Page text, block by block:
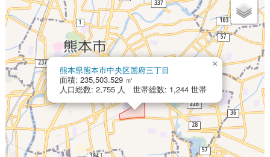
熊本県熊本市中央区国府三丁目
面積: 235,503.529 ㎡
人口総数: 2,755 人 世帯総数: 1,244 世帯
×